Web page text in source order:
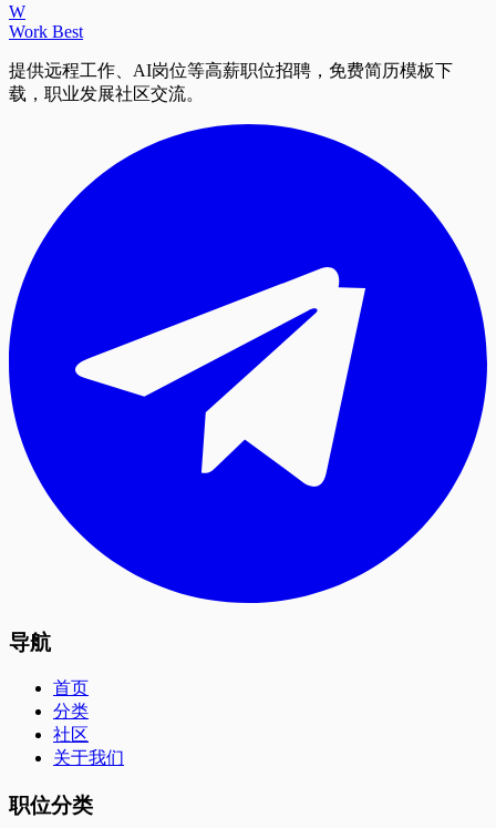
W
Work Best
提供远程工作、AI岗位等高薪职位招聘，免费简历模板下
载，职业发展社区交流。
导航
首页
分类
社区
关于我们
职位分类